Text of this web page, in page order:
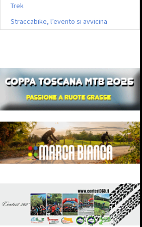
Trek
Straccabike, l’evento si avvicina